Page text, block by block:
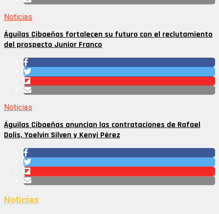
Noticias
Águilas Cibaeñas fortalecen su futuro con el reclutamiento
del prospecto Junior Franco
Noticias
Águilas Cibaeñas anuncian las contrataciones de Rafael
Dolis, Yoelvin Silven y Kenyi Pérez
Noticias